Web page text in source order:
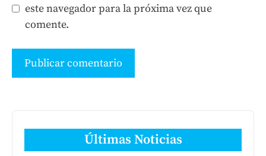
este navegador para la próxima vez que
comente.
Últimas Noticias